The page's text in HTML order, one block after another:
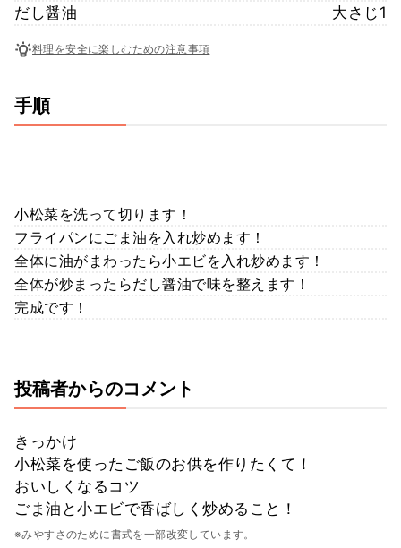
だし醤油
大さじ1
料理を安全に楽しむための注意事項
手順
小松菜を洗って切ります！
フライパンにごま油を入れ炒めます！
全体に油がまわったら小エビを入れ炒めます！
全体が炒まったらだし醤油で味を整えます！
完成です！
投稿者からのコメント
きっかけ
小松菜を使ったご飯のお供を作りたくて！
おいしくなるコツ
ごま油と小エビで香ばしく炒めること！
※みやすさのために書式を一部改変しています。